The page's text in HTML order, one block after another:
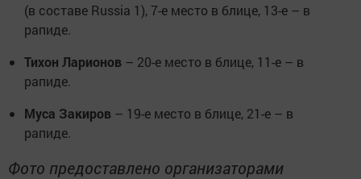
(в составе Russia 1), 7-е место в блице, 13-е – в
рапиде.
Тихон Ларионов – 20-е место в блице, 11-е – в
рапиде.
Муса Закиров – 19-е место в блице, 21-е – в
рапиде.
Фото предоставлено организаторами